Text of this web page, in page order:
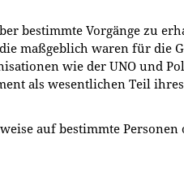
bestimmte Vorgänge zu
maßgeblich waren für die
wie der UNO und
als wesentlichen Teil ihres
auf bestimmte Personen